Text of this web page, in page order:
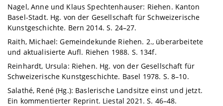
Nagel, Anne und Klaus Spechtenhauser: Riehen. Kanton
Basel-Stadt. Hg. von der Gesellschaft für Schweizerische
Kunstgeschichte. Bern 2014. S. 24–27.
Raith, Michael: Gemeindekunde Riehen. 2., überarbeitete
und aktualisierte Aufl. Riehen 1988. S. 134f.
Reinhardt, Ursula: Riehen. Hg. von der Gesellschaft für
Schweizerische Kunstgeschichte. Basel 1978. S. 8–10.
Salathé, René (Hg.): Baslerische Landsitze einst und jetzt.
Ein kommentierter Reprint. Liestal 2021. S. 46–48.